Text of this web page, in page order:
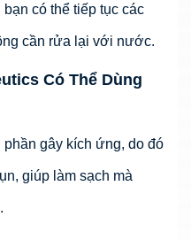
có thể tiếp tục các
cần rửa lại với nước.
Có Thể Dùng
gây kích ứng, do đó
giúp làm sạch mà